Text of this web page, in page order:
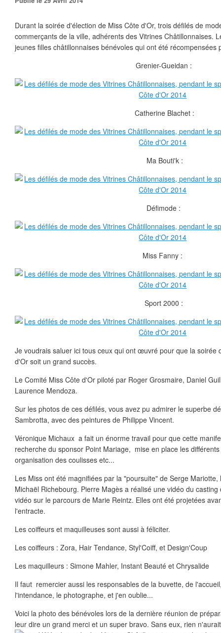
Durant la soirée d'élection de Miss Côte d'Or, trois défilés de
commerçants de la ville, adhérents des Vitrines Châtillonnaises.
jeunes filles châtillonnaises bénévoles qui ont été récompensées
Grenier-Gueidan :
Catherine Blachet :
Ma Bouti'k :
Défimode :
Miss Fanny :
Sport 2000 :
Je voudrais saluer ici tous ceux qui ont œuvré pour que la soirée
d'Or soit un grand succès.
Le Comité Miss Côte d'Or piloté par Roger Grosmaire, Daniel
Laurence Mendoza.
Sur les photos de ces défilés, vous avez pu admirer le superbe
Sambrotta, avec des peintures de Philippe Vincent.
Véronique Michaux a fait un énorme travail pour que cette
recherche du sponsor Point Mariage, mise en place les
organisation des coulisses etc...
Les Miss ont été magnifiées par la "poursuite" de Serge
Michaël Richebourg. Pierre Magès a réalisé une vidéo du
vidéo sur le parcours de Marie Reintz. Elles ont été projetées
l'entracte.
Les coiffeurs et maquilleuses sont aussi à féliciter.
Les coiffeurs : Zora, Hair Tendance, Styl'Coiff, et Design'Coup
Les maquilleurs : Simone Mahler, Instant Beauté et Chrysalide
Il faut remercier aussi les responsables de la buvette, de
l'intendance, le photographe, et j'en oublie...
Voici la photo des bénévoles lors de la dernière réunion de
leur dire un grand merci et un super bravo. Sans eux, rien